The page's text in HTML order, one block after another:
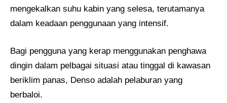
mengekalkan suhu kabin yang selesa, terutamanya
dalam keadaan penggunaan yang intensif.
Bagi pengguna yang kerap menggunakan penghawa
dingin dalam pelbagai situasi atau tinggal di kawasan
beriklim panas, Denso adalah pelaburan yang
berbaloi.